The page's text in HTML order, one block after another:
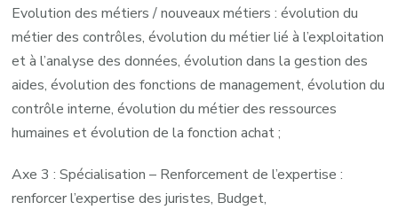
Evolution des métiers / nouveaux métiers : évolution du
métier des contrôles, évolution du métier lié à l’exploitation
et à l’analyse des données, évolution dans la gestion des
aides, évolution des fonctions de management, évolution du
contrôle interne, évolution du métier des ressources
humaines et évolution de la fonction achat ;
Axe 3 : Spécialisation – Renforcement de l’expertise :
renforcer l’expertise des juristes, Budget,